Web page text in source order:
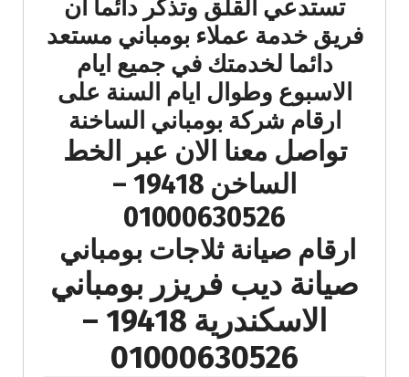
تستدعي القلق وتذكر دائما ان
فريق خدمة عملاء بومباني مستعد
دائما لخدمتك في جميع ايام
الاسبوع وطوال ايام السنة على
ارقام شركة بومباني الساخنة
تواصل معنا الان عبر الخط
الساخن 19418 –
01000630526
ارقام صيانة ثلاجات بومباني
صيانة ديب فريزر بومباني
الاسكندرية 19418 –
01000630526